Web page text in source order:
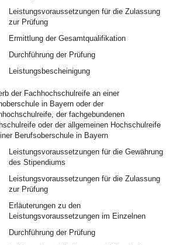
Leistungsvoraussetzungen für die Zulassung
zur Prüfung
Ermittlung der Gesamtqualifikation
Durchführung der Prüfung
Leistungsbescheinigung
der Fachhochschulreife an einer
in Bayern oder der
der fachgebundenen
oder der allgemeinen Hochschulreife
Berufsoberschule in Bayern
Leistungsvoraussetzungen für die Gewährung
des Stipendiums
Leistungsvoraussetzungen für die Zulassung
zur Prüfung
Erläuterungen zu den
Leistungsvoraussetzungen im Einzelnen
Durchführung der Prüfung